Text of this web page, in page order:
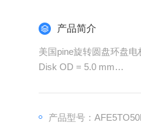
产品简介
美国pine旋转圆盘环盘电
Disk OD = 5.0 mm
产品型号：